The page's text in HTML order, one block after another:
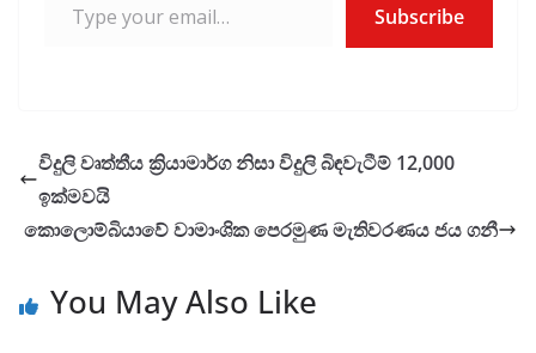
Subscribe
විදුලි වෘත්තීය ක්‍රියාමාර්ග නිසා විදුලි බිඳවැටීම් 12,000
ඉක්මවයි
කොලොම්බියාවේ වාමාංශික පෙරමුණ මැතිවරණය ජය ගනී
You May Also Like